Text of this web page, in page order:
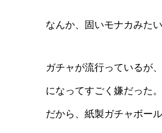
なんか、固いモナカみた
ガチャが流行っているが
になってすごく嫌だった。
だから、紙製ガチャボー